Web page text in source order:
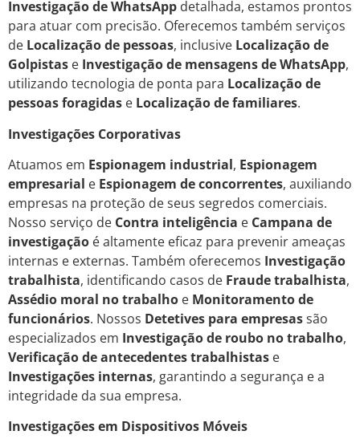
Investigação de WhatsApp detalhada, estamos prontos
para atuar com precisão. Oferecemos também serviços
de Localização de pessoas, inclusive Localização de
Golpistas e Investigação de mensagens de WhatsApp,
utilizando tecnologia de ponta para Localização de
pessoas foragidas e Localização de familiares.
Investigações Corporativas
Atuamos em Espionagem industrial, Espionagem
empresarial e Espionagem de concorrentes, auxiliando
empresas na proteção de seus segredos comerciais.
Nosso serviço de Contra inteligência e Campana de
investigação é altamente eficaz para prevenir ameaças
internas e externas. Também oferecemos Investigação
trabalhista, identificando casos de Fraude trabalhista,
Assédio moral no trabalho e Monitoramento de
funcionários. Nossos Detetives para empresassão
especializados em Investigação de roubo no trabalho,
Verificação de antecedentes trabalhistas e
Investigações internas, garantindo a segurança e a
integridade da sua empresa.
Investigações em Dispositivos Móveis